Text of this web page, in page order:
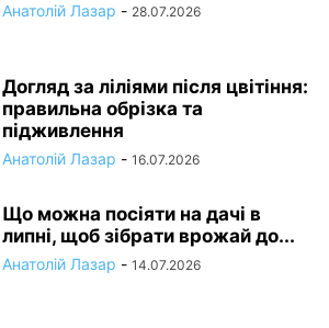
Анатолій Лазар - 28.07.2026
Догляд за ліліями після цвітіння:
правильна обрізка та
підживлення
Анатолій Лазар - 16.07.2026
Що можна посіяти на дачі в
липні, щоб зібрати врожай до...
Анатолій Лазар - 14.07.2026